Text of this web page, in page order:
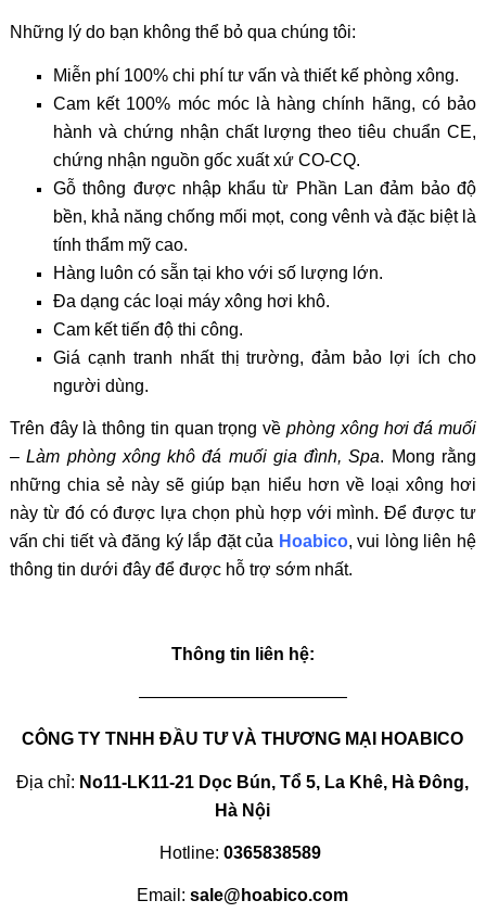
Những lý do bạn không thể bỏ qua chúng tôi:
Miễn phí 100% chi phí tư vấn và thiết kế phòng xông.
Cam kết 100% móc móc là hàng chính hãng, có bảo
hành và chứng nhận chất lượng theo tiêu chuẩn CE,
chứng nhận nguồn gốc xuất xứ CO-CQ.
Gỗ thông được nhập khẩu từ Phần Lan đảm bảo độ
bền, khả năng chống mối mọt, cong vênh và đặc biệt là
tính thẩm mỹ cao.
Hàng luôn có sẵn tại kho với số lượng lớn.
Đa dạng các loại máy xông hơi khô.
Cam kết tiến độ thi công.
Giá cạnh tranh nhất thị trường, đảm bảo lợi ích cho
người dùng.
Trên đây là thông tin quan trọng vềphòng xông hơi đá muối
– Làm phòng xông khô đá muối gia đình, Spa. Mong rằng
những chia sẻ này sẽ giúp bạn hiểu hơn về loại xông hơi
này từ đó có được lựa chọn phù hợp với mình. Để được tư
vấn chi tiết và đăng ký lắp đặt của Hoabico, vui lòng liên hệ
thông tin dưới đây để được hỗ trợ sớm nhất.
Thông tin liên hệ:
————————————
CÔNG TY TNHH ĐẦU TƯ VÀ THƯƠNG MẠI HOABICO
Địa chỉ: No11-LK11-21 Dọc Bún, Tổ 5, La Khê, Hà Đông,
Hà Nội
Hotline:0365838589
Email:sale@hoabico.com